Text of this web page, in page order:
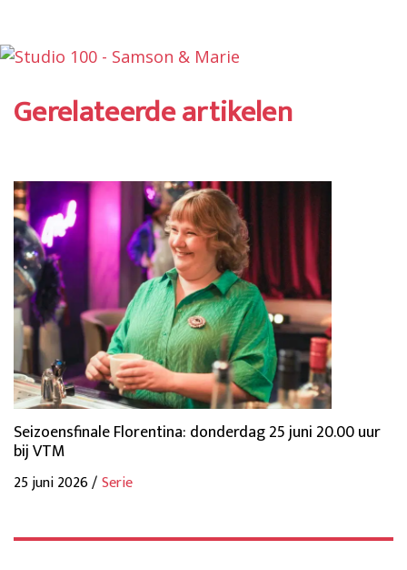
Gerelateerde artikelen
Seizoensfinale Florentina: donderdag 25 juni 20.00 uur
bij VTM
25 juni 2026 /Serie